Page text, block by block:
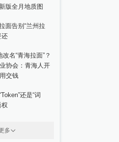
版全月地质图
面告别“兰州拉
还
改名“青海拉面”？
协会：青海人开
交钱
还是“词
权
多